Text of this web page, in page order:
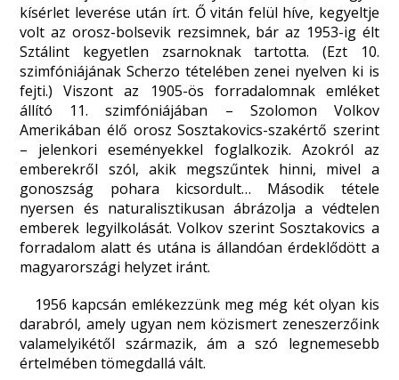
kísérlet leverése után írt. Ő vitán felül híve, kegyeltje
volt az orosz-bolsevik rezsimnek, bár az 1953-ig élt
Sztálint kegyetlen zsarnoknak tartotta. (Ezt 10.
szimfóniájának Scherzo tételében zenei nyelven ki is
fejti.) Viszont az 1905-ös forradalomnak emléket
állító 11. szimfóniájában – Szolomon Volkov
Amerikában élő orosz Sosztakovics-szakértő szerint
– jelenkori eseményekkel foglalkozik. Azokról az
emberekről szól, akik megszűntek hinni, mivel a
gonoszság pohara kicsordult… Második tétele
nyersen és naturalisztikusan ábrázolja a védtelen
emberek legyilkolását. Volkov szerint Sosztakovics a
forradalom alatt és utána is állandóan érdeklődött a
magyarországi helyzet iránt.
1956 kapcsán emlékezzünk meg még két olyan kis
darabról, amely ugyan nem közismert zeneszerzőink
valamelyikétől származik, ám a szó legnemesebb
értelmében tömegdallá vált.